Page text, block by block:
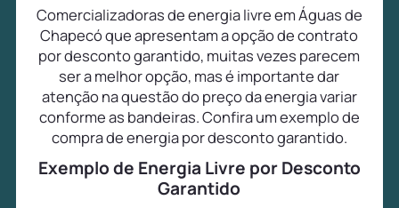
Comercializadoras de energia livre em Águas de
Chapecó que apresentam a opção de contrato
por desconto garantido, muitas vezes parecem
ser a melhor opção, mas é importante dar
atenção na questão do preço da energia variar
conforme as bandeiras. Confira um exemplo de
compra de energia por desconto garantido.
Exemplo de Energia Livre por Desconto
Garantido